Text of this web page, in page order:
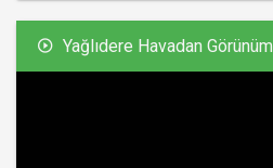
Yağlıdere Havadan Görünüm